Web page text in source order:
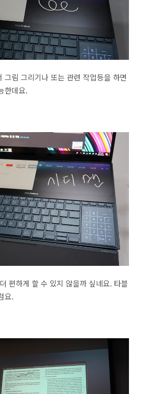
그림 그리기나 또는 관련 작업등을 하면
한데요.
편하게 할 수 있지 않을까 싶네요. 타블
요.